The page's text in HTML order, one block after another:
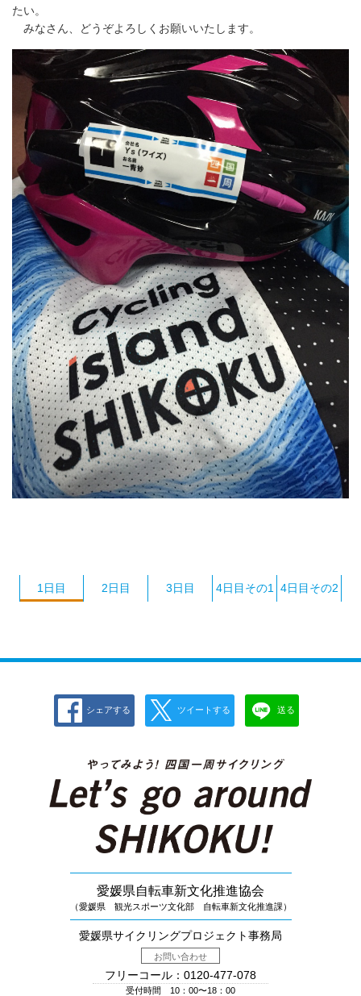
たい。
みなさん、どうぞよろしくお願いいたします。
1日目 2日目 3日目 4日目その1 4日目その2
シェアする ツイートする 送る
愛媛県自転車新文化推進協会
（愛媛県 観光スポーツ文化部 自転車新文化推進課）
愛媛県サイクリングプロジェクト事務局
お問い合わせ
フリーコール：0120-477-078
受付時間 10：00〜18：00